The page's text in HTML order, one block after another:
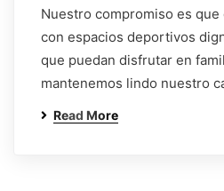
Nuestro compromiso es
con espacios deportivos
que puedan disfrutar en
mantenemos lindo nuestro
Read More